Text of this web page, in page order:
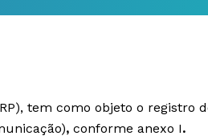
tem como objeto o
, conforme anexo I.